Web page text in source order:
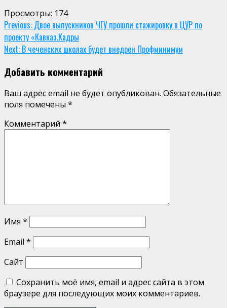
Просмотры: 174
Continue
Reading
Previous: Двое выпускников ЧГУ прошли стажировку в ЦУР по
проекту «Кавказ.Кадры
Next: В чеченских школах будет внедрен Профминимум
Добавить комментарий
Ваш адрес email не будет опубликован. Обязательные
поля помечены *
Комментарий *
Имя *
Email *
Сайт
Сохранить моё имя, email и адрес сайта в этом
браузере для последующих моих комментариев.